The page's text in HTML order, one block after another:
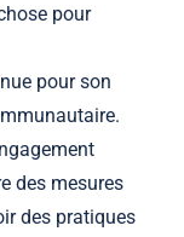
pour
pour son
des mesures
des pratiques